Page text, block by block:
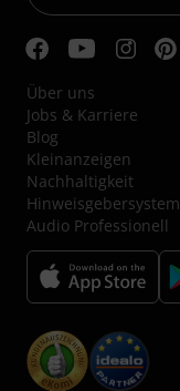
Über uns
Jobs & Karriere
Blog
Kleinanzeigen
Nachhaltigkeit
Hinweisgebersystem
Audio Professionell